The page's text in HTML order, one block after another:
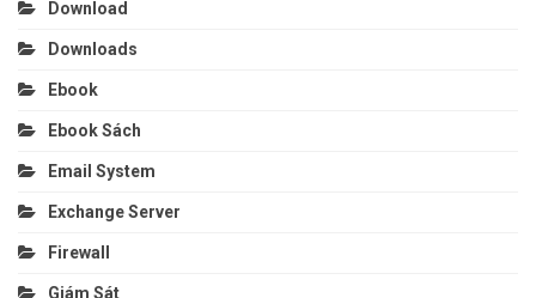
Download
Downloads
Ebook
Ebook Sách
Email System
Exchange Server
Firewall
Giám Sát